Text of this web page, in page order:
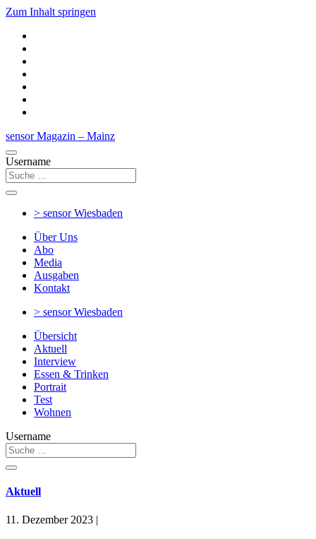
Zum Inhalt springen
sensor Magazin – Mainz
Username
> sensorWiesbaden
Über Uns
Abo
Media
Ausgaben
Kontakt
> sensorWiesbaden
Übersicht
Aktuell
Interview
Essen & Trinken
Portrait
Test
Wohnen
Username
Aktuell
11. Dezember 2023 |